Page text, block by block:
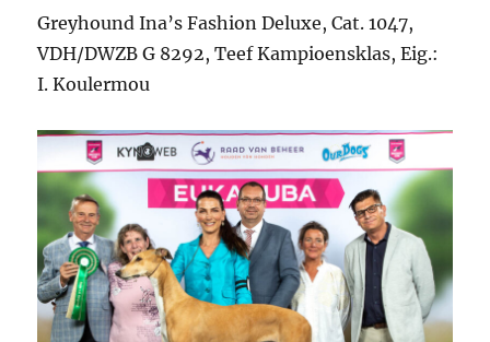
Greyhound Ina’s Fashion Deluxe, Cat. 1047,
VDH/DWZB G 8292, Teef Kampioensklas, Eig.:
I. Koulermou